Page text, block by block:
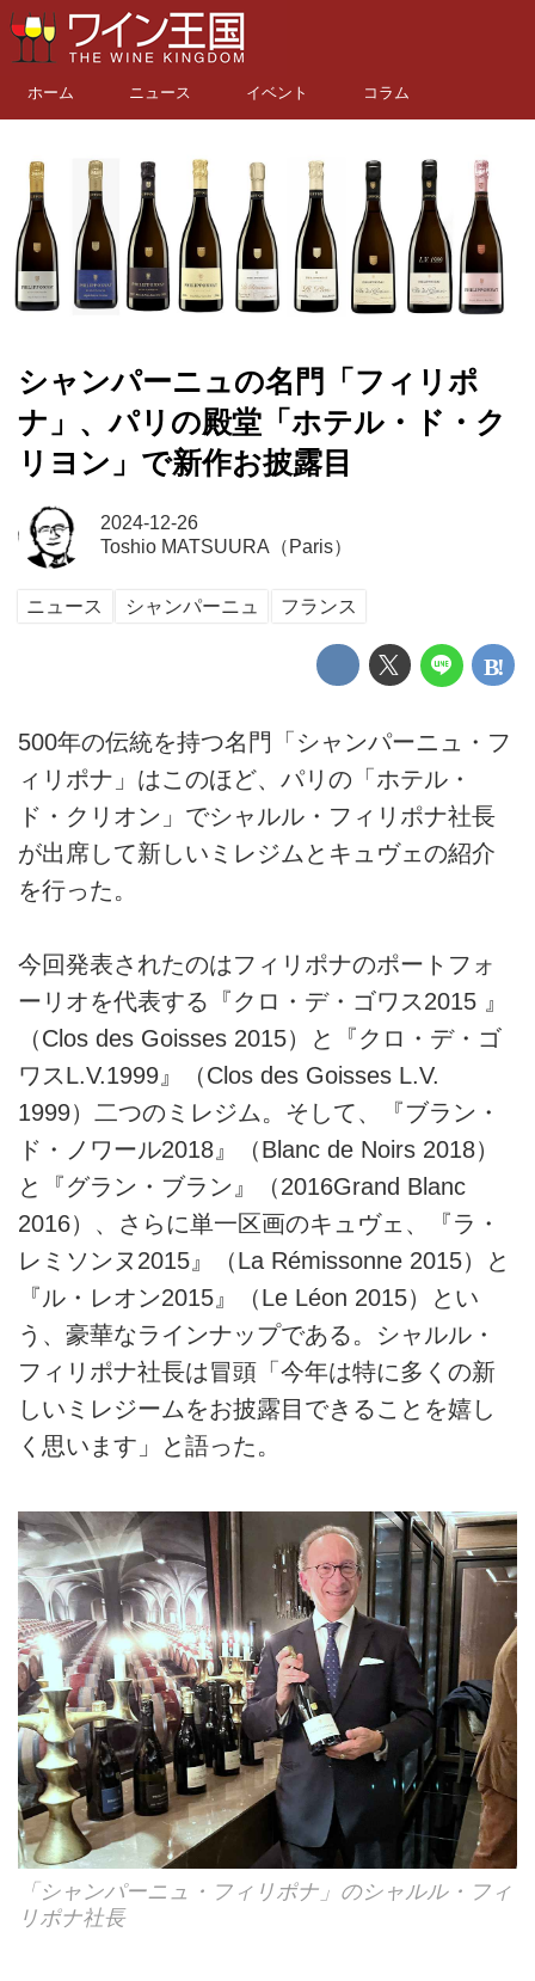
ホーム ニュース イベント コラム
シャンパーニュの名門「フィリポ
ナ」、パリの殿堂「ホテル・ド・ク
リヨン」で新作お披露目
2024-12-26
Toshio MATSUURA（Paris）
ニュース シャンパーニュ フランス
500年の伝統を持つ名門「シャンパーニュ・フ
ィリポナ」はこのほど、パリの「ホテル・
ド・クリオン」でシャルル・フィリポナ社長
が出席して新しいミレジムとキュヴェの紹介
を行った。
今回発表されたのはフィリポナのポートフォ
ーリオを代表する『クロ・デ・ゴワス2015 』
（Clos des Goisses 2015）と『クロ・デ・ゴ
ワスL.V.1999』（Clos des Goisses L.V.
1999）二つのミレジム。そして、『ブラン・
ド・ノワール2018』（Blanc de Noirs 2018）
と『グラン・ブラン』（2016Grand Blanc
2016）、さらに単一区画のキュヴェ、『ラ・
レミソンヌ2015』（La Rémissonne 2015）と
『ル・レオン2015』（Le Léon 2015）とい
う、豪華なラインナップである。シャルル・
フィリポナ社長は冒頭「今年は特に多くの新
しいミレジームをお披露目できることを嬉し
く思います」と語った。
「シャンパーニュ・フィリポナ」のシャルル・フィ
リポナ社長